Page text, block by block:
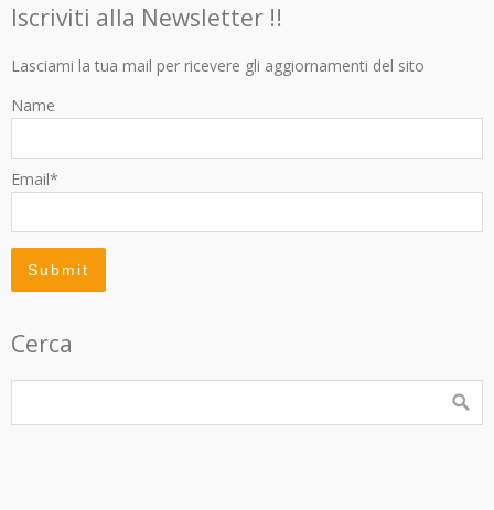
Iscriviti alla Newsletter !!
Lasciami la tua mail per ricevere gli aggiornamenti del sito
Name
Email*
Cerca